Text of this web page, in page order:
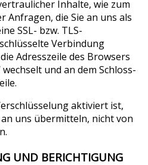
Inhalte, wie zum
Anfragen, die Sie an uns als
SSL- bzw. TLS-
Verbindung
Adresszeile des Browsers
und an dem Schloss-
aktiviert ist,
uns übermitteln, nicht von
UND BERICHTIGUNG